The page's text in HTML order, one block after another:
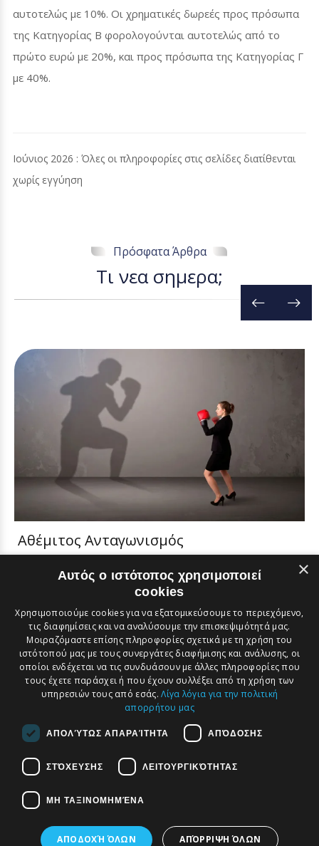
αυτοτελώς με 10%. Οι χρηματικές δωρεές προς πρόσωπα
της Κατηγορίας Β φορολογούνται αυτοτελώς από το
πρώτο ευρώ με 20%, και προς πρόσωπα της Κατηγορίας Γ
με 40%.
Ιούνιος 2026 : Όλες οι πληροφορίες στις σελίδες διατίθενται
χωρίς εγγύηση
Πρόσφατα Άρθρα
Τι νεα σημερα;
Αθέμιτος Ανταγωνισμός
Αθέμιτος Ανταγωνισμός – Παραδείγματα, νομοθεσία,
τρόποι προστασίας Το δίκαιο αθέμιτου ανταγωνισμού
προστατεύει την εύρυθμη λειτουργία..
Εγγραφείτε στο ενημερωτικό μας δελτίο
(newsletter)
Αξιολογήστε μας στη
×
Αυτός ο ιστότοπος χρησιμοποιεί
cookies
Χρησιμοποιούμε cookies για να εξατομικεύσουμε το περιεχόμενο,
τις διαφημίσεις και να αναλύσουμε την επισκεψιμότητά μας.
Μοιραζόμαστε επίσης πληροφορίες σχετικά με τη χρήση του
ιστότοπού μας με τους συνεργάτες διαφήμισης και ανάλυσης, οι
οποίοι ενδέχεται να τις συνδυάσουν με άλλες πληροφορίες που
τους έχετε παράσχει ή που έχουν συλλέξει από τη χρήση των
υπηρεσιών τους από εσάς.Λίγα λόγια για την πολιτική
απορρήτου μας
ΑΠΟΛΎΤΩΣ ΑΠΑΡΑΊΤΗΤΑ ΑΠΌΔΟΣΗΣ
ΣΤΌΧΕΥΣΗΣ ΛΕΙΤΟΥΡΓΙΚΌΤΗΤΑΣ
ΜΗ ΤΑΞΙΝΟΜΗΜΈΝΑ
ΑΠΟΔΟΧΉ ΌΛΩΝ ΑΠΌΡΡΙΨΗ ΌΛΩΝ